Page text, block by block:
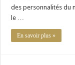
des personnalités du
le …
En savoir plus »